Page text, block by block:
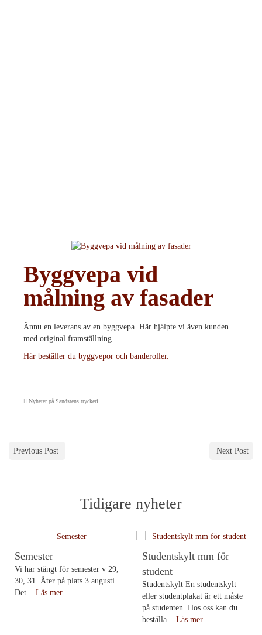
Byggvepa vid
målning av fasader
Ännu en leverans av en byggvepa. Här hjälpte vi även kunden
med original framställning.
Här beställer du byggvepor och banderoller.
Nyheter på Sandstens tryckeri
Previous Post Next Post
Tidigare nyheter
Semester
Vi har stängt för semester v 29,
30, 31. Åter på plats 3 augusti.
Det... Läs mer
Studentskylt mm för
student
Studentskylt En studentskylt
eller studentplakat är ett måste
på studenten. Hos oss kan du
beställa... Läs mer